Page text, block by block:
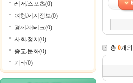
레저/스포츠(0)
여행/세계정보(0)
경제/재테크(0)
사회/정치(0)
종교/문화(0)
기타(0)
총 0개